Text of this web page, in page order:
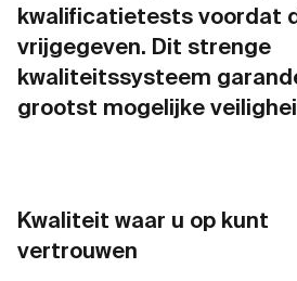
kwalificatietests voordat
vrijgegeven. Dit strenge
kwaliteitssysteem
grootst mogelijke
Kwaliteit waar u op kunt
vertrouwen